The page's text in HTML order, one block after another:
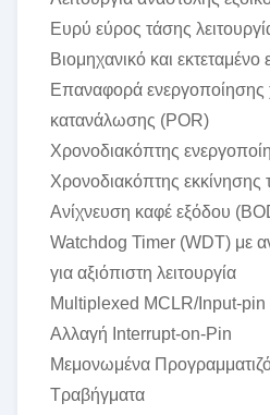
Ευρύ εύρος τάσης
Βιομηχανικό και
Επαναφορά ενεργοποίησης
κατανάλωσης (POR)
Χρονοδιακόπτης
Χρονοδιακόπτης εκκίνησης
Ανίχνευση καφέ εξόδου
Watchdog Timer (WDT) με
για αξιόπιστη λειτουργία
Multiplexed MCLR/Input-pin
Αλλαγή Interrupt-on-Pin
Μεμονωμένα
Τραβήγματα